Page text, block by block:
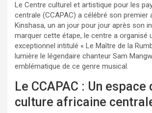
Le Centre culturel et artistique pour les
centrale (CCAPAC) a célébré son premier
Kinshasa, un an jour pour jour après son
marquer cette étape, le centre a organisé
exceptionnel intitulé « Le Maître de la
lumière le légendaire chanteur Sam
emblématique de ce genre musical.
Le CCAPAC : Un
culture africaine